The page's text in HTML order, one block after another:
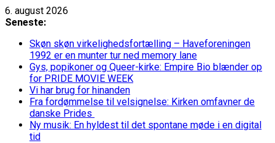
Skip
to
6. august 2026
Seneste:
Skøn skøn virkelighedsfortælling – Haveforeningen
1992 er en munter tur ned memory lane
Gys, popikoner og Queer-kirke: Empire Bio blænder op
for PRIDE MOVIE WEEK
Vi har brug for hinanden
Fra fordømmelse til velsignelse: Kirken omfavner de
danske Prides
Ny musik: En hyldest til det spontane møde i en digital
tid